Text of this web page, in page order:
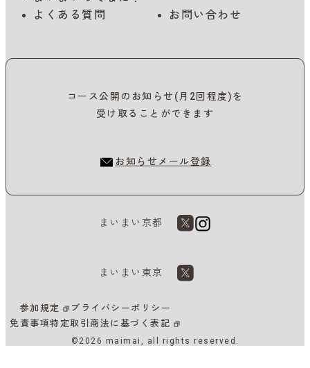
よくある質問
お問い合わせ
コース公開のお知らせ(月2回程度)を
受け取ることができます
お知らせメール登録
まいまい京都
まいまい東京
参加規定
プライバシーポリシー
免責事項特定取引商法に基づく表記
©2026 maimai, all rights reserved.